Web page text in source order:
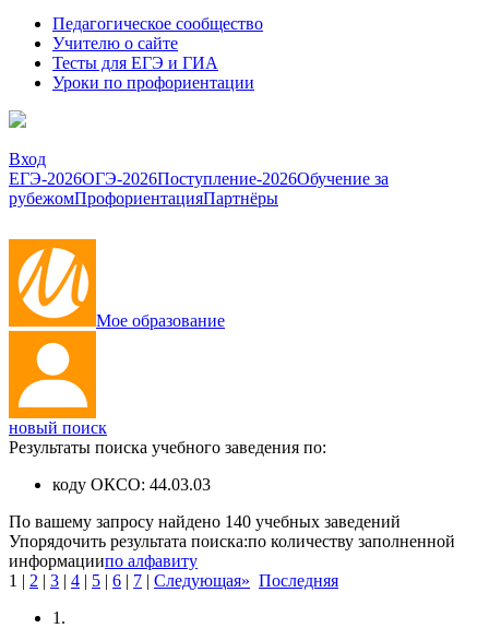
Педагогическое сообщество
Учителю о сайте
Тесты для ЕГЭ и ГИА
Уроки по профориентации
Вход
ЕГЭ-2026ОГЭ-2026Поступление-2026Обучение за
рубежомПрофориентацияПартнёры
Мое образование
новый поиск
Результаты поиска учебного заведения по:
коду ОКСО: 44.03.03
По вашему запросу найдено 140 учебных заведений
Упорядочить результата поиска:по количеству заполненной
информациипо алфавиту
1 | 2 | 3 | 4 | 5 | 6 | 7 | Следующая» Последняя
1.